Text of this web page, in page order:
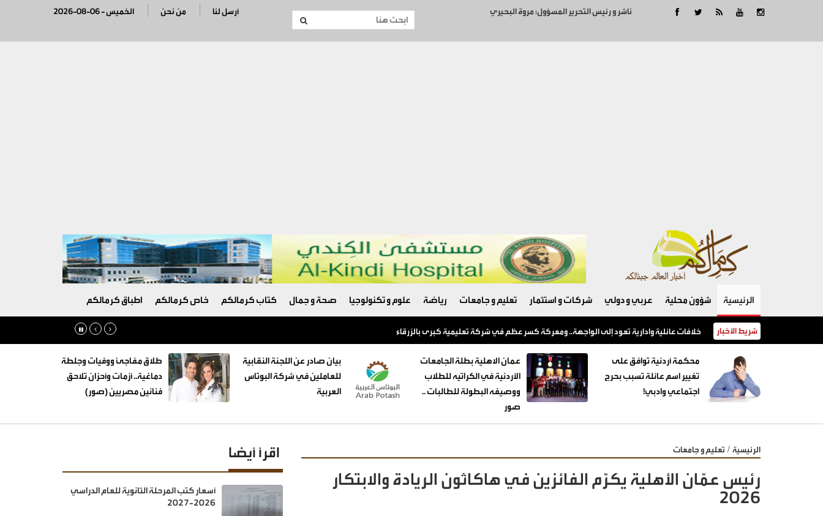
ناشر و رئيس التحرير المسؤول: مروة البحيري 2026-08-06 - الخميس من نحن أرسل لنا
الرئيسية شؤون محلية عربي و دولي شركات و استثمار تعليم و جامعات رياضة علوم و تكنولوجيا صحة و جمال كتاب كرمالكم خاص كرمالكم اطباق كرمالكم
شريط الأخبار محكمة أردنية توافق على تغيير اسم عائلة تسبب بحرج اجتماعي وادبي!
محكمة أردنية توافق على
تغيير اسم عائلة تسبب بحرج
اجتماعي وادبي!
عمان الاهلية بطلة الجامعات
الأردنية في الكراتيه للطلاب
ووصيفه البطولة للطالبات ..
صور
بيان صادر عن اللجنة النقابية
للعاملين في شركة البوتاس
العربية
طلاق مفاجئ ووفيات وجلطة
دماغية.. أزمات وأحزان تلاحق
فنانين مصريين (صور)
الرئيسية / تعليم و جامعات
رئيس عمّان الأهلية يكرّم الفائزين في هاكاثون الريادة والابتكار
2026
اقرأ أيضا
أسعار كتب المرحلة الثانوية للعام الدراسي
2026-2027